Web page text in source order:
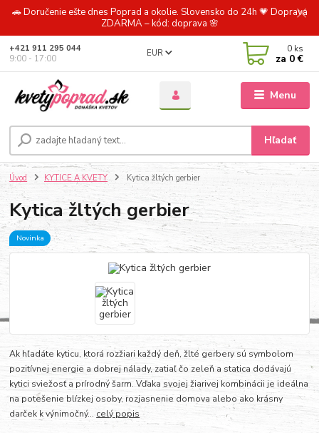
🚗 Doručenie ešte dnes Poprad a okolie. Slovensko do 24h 💗 Doprava
ZDARMA – kód: doprava 🌸
Menu
EUR
Hľadať
+421 911 295 044
9:00 - 17:00
0 ks
za 0 €
Úvod KYTICE A KVETY Kytica žltých gerbier
Kytica žltých gerbier
Novinka
Ak hľadáte kyticu, ktorá rozžiari každý deň, žlté gerbery sú symbolom
pozitívnej energie a dobrej nálady, zatiaľ čo zeleň a statica dodávajú
kytici sviežosť a prírodný šarm. Vďaka svojej žiarivej kombinácii je ideálna
na potešenie blízkej osoby, rozjasnenie domova alebo ako krásny
darček k výnimočný... celý popis